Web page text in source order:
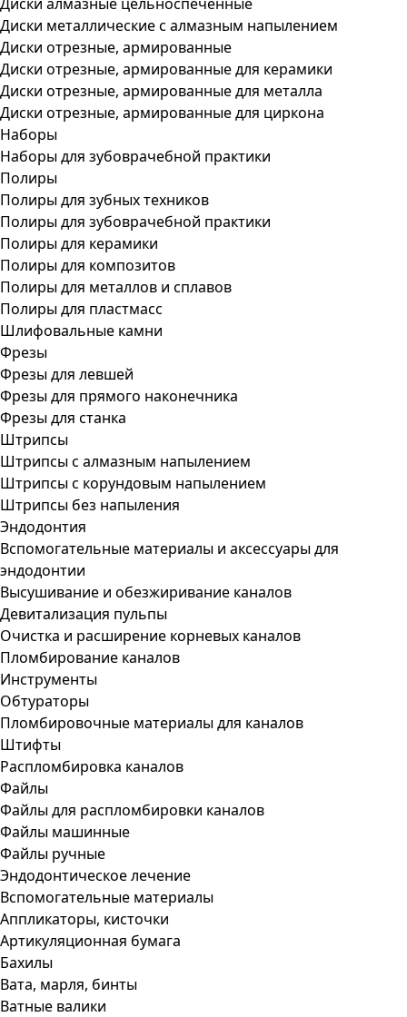
Диски металлические с алмазным напылением
Диски отрезные, армированные
Диски отрезные, армированные для керамики
Диски отрезные, армированные для металла
Диски отрезные, армированные для циркона
Наборы
Наборы для зубоврачебной практики
Полиры
Полиры для зубных техников
Полиры для зубоврачебной практики
Полиры для керамики
Полиры для композитов
Полиры для металлов и сплавов
Полиры для пластмасс
Шлифовальные камни
Фрезы
Фрезы для левшей
Фрезы для прямого наконечника
Фрезы для станка
Штрипсы
Штрипсы c алмазным напылением
Штрипсы c корундовым напылением
Штрипсы без напыления
Эндодонтия
Вспомогательные материалы и аксессуары для
эндодонтии
Высушивание и обезжиривание каналов
Девитализация пульпы
Очистка и расширение корневых каналов
Пломбирование каналов
Инструменты
Обтураторы
Пломбировочные материалы для каналов
Штифты
Распломбировка каналов
Файлы
Файлы для распломбировки каналов
Файлы машинные
Файлы ручные
Эндодонтическое лечение
Вспомогательные материалы
Аппликаторы, кисточки
Артикуляционная бумага
Бахилы
Вата, марля, бинты
Ватные валики